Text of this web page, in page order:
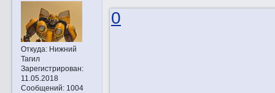
Откуда:Нижний
Тагил
Зарегистрирован:
11.05.2018
Сообщений:1004
0